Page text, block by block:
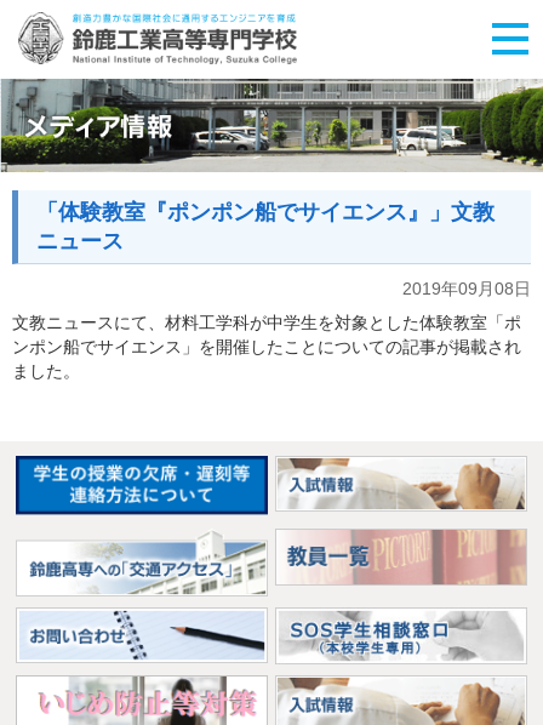
「体験教室『ポンポン船でサイエンス』」文教
ニュース
2019年09月08日
文教ニュースにて、材料工学科が中学生を対象とした体験教室「ポ
ンポン船でサイエンス」を開催したことについての記事が掲載され
ました。